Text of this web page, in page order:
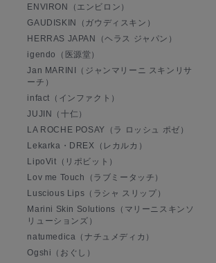
ENVIRON（エンビロン）
GAUDISKIN（ガウディスキン）
HERRAS JAPAN（ヘラス ジャパン）
igendo（医源堂）
Jan MARINI（ジャンマリーニ スキンリサ
ーチ）
infact（インファクト）
JUJIN（十仁）
LA ROCHE POSAY（ラ ロッシュ ポゼ）
Lekarka・DREX（レカルカ）
LipoVit（リポビット）
Lov me Touch（ラブミータッチ）
Luscious Lips（ラシャ スリップ）
Marini Skin Solutions（マリーニスキンソ
リューションズ）
natumedica（ナチュメディカ）
Ogshi（おぐし）